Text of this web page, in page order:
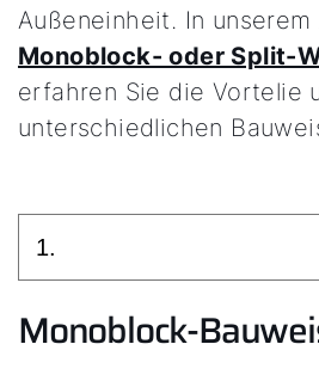
Außeneinheit. In unserem
Monoblock- oder Split-
erfahren Sie die Vortelie
unterschiedlichen
Monoblock-